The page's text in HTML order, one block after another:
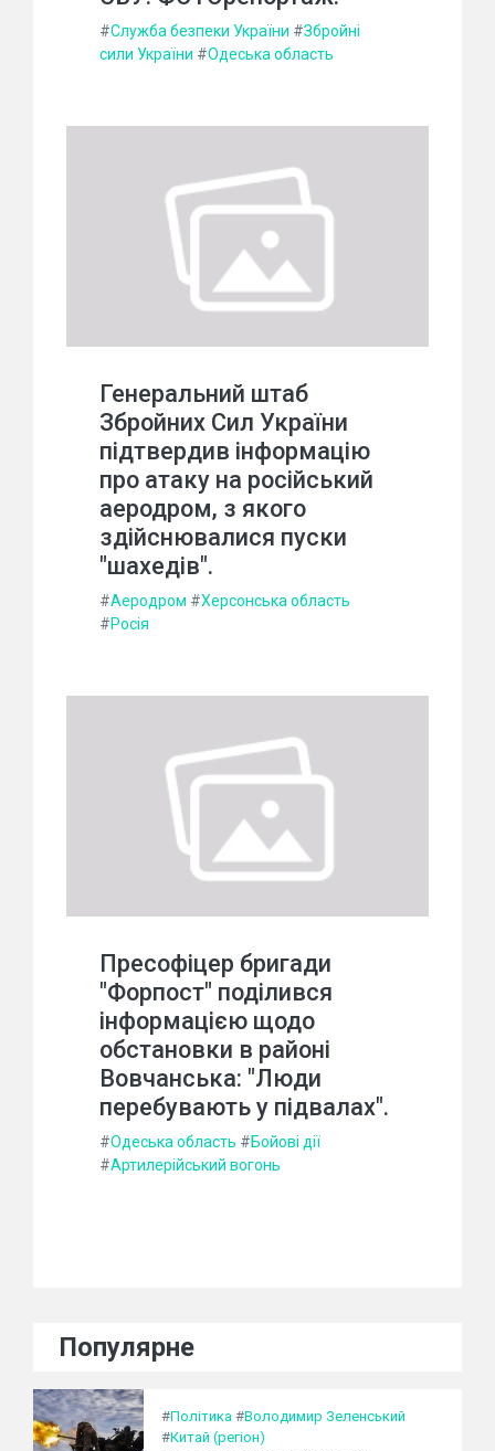
#Служба безпеки України #Збройні
сили України #Одеська область
Генеральний штаб
Збройних Сил України
підтвердив інформацію
про атаку на російський
аеродром, з якого
здійснювалися пуски
"шахедів".
#Аеродром #Херсонська область
#Росія
Пресофіцер бригади
"Форпост" поділився
інформацією щодо
обстановки в районі
Вовчанська: "Люди
перебувають у підвалах".
#Одеська область #Бойові дії
#Артилерійський вогонь
Популярне
#Політика #Володимир Зеленський
#Китай (регіон)